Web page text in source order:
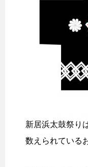
新居浜太鼓祭り
数えられている